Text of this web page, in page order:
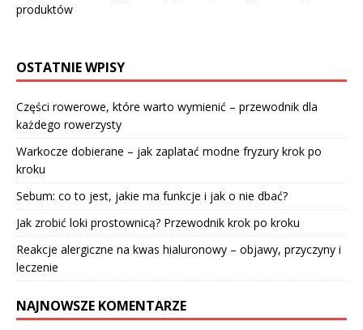
produktów
OSTATNIE WPISY
Części rowerowe, które warto wymienić – przewodnik dla
każdego rowerzysty
Warkocze dobierane – jak zaplatać modne fryzury krok po
kroku
Sebum: co to jest, jakie ma funkcje i jak o nie dbać?
Jak zrobić loki prostownicą? Przewodnik krok po kroku
Reakcje alergiczne na kwas hialuronowy – objawy, przyczyny i
leczenie
NAJNOWSZE KOMENTARZE